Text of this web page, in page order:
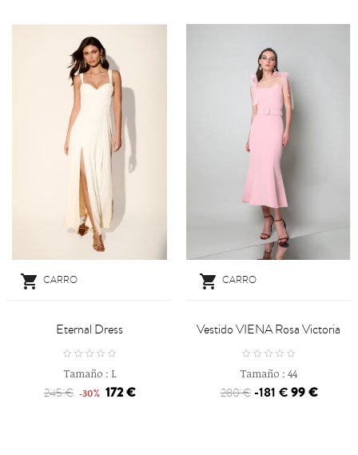
 CARRO
Eternal Dress
Tamaño : L
245 € -30% 172 €
 CARRO
Vestido VIENA Rosa Victoria
Tamaño : 44
280 € -181 €99 €